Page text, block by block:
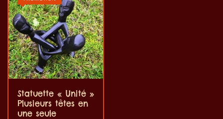
Statuette « Unité »
Plusieurs têtes en
une seule